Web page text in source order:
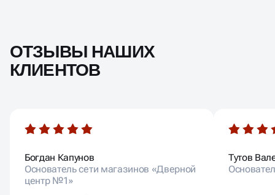
ОТЗЫВЫ НАШИХ
КЛИЕНТОВ
Богдан Капунов
Основатель сети магазинов «Дверной
центр №1»
Тутов